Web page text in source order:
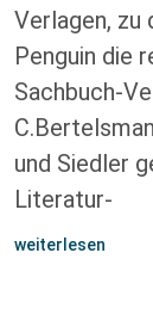
Verlagen, zu
Penguin die
Sachbuch-
und Siedler
Literatur-
weiterlesen